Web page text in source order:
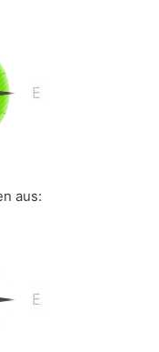
aus: